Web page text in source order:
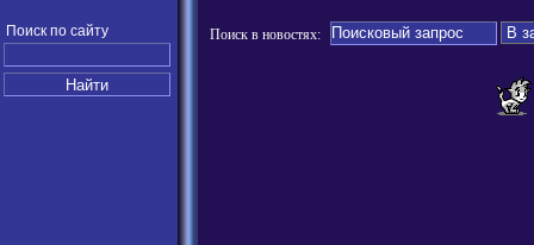
Поиск по сайту Поиск в новостях: